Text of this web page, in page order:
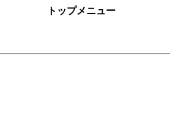
トップメニュー